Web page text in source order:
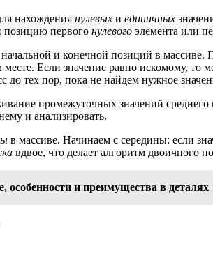
нахождения нулевых и единичных
позицию первого нулевого элемента или
и конечной позиций в массиве.
Если значение равно искомому, то
до тех пор, пока не найдем нужное
промежуточных значений
и анализировать.
в массиве. Начинаем с середины: если
вдвое, что делает алгоритм двоичного
особенности и преимущества в деталях